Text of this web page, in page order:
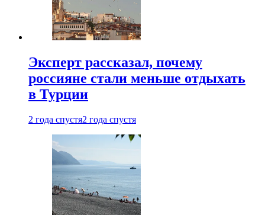
Эксперт рассказал, почему
россияне стали меньше отдыхать
в Турции
2 года спустя2 года спустя